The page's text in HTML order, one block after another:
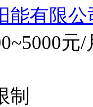
能有限公
元/
制